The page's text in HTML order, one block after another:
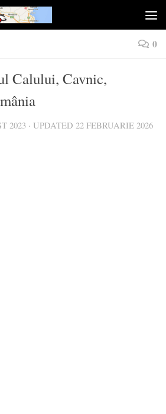
0
Calului, Cavnic,
2023 · UPDATED 22 FEBRUARIE 2026